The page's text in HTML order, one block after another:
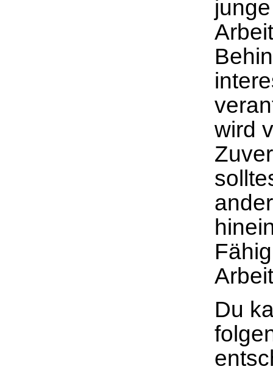
wird
Du